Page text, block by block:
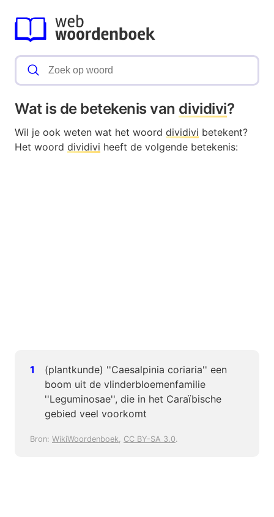
Wat is de betekenis van dividivi?
Wil je ook weten wat het woord dividivi betekent?
Het woord dividivi heeft de volgende betekenis:
(plantkunde) ''Caesalpinia coriaria'' een
boom uit de vlinderbloemenfamilie
''Leguminosae'', die in het Caraïbische
gebied veel voorkomt
Bron: WikiWoordenboek, CC BY-SA 3.0.